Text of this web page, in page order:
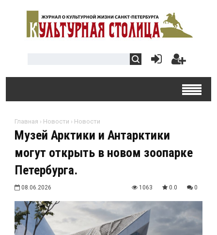
Главная › Новости › Новости
Музей Арктики и Антарктики
могут открыть в новом зоопарке
Петербурга.
08.06.2026 1063 0.0 0